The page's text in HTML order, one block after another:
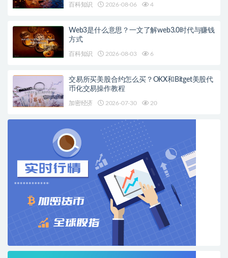
百科知识 2026-08-06 4
Web3是什么意思？一文了解web3.0时代与赚钱
方式
百科知识 2026-08-03 6
交易所买美股合约怎么买？OKX和Bitget美股代
币化交易操作教程
加密经济 2026-07-30 20